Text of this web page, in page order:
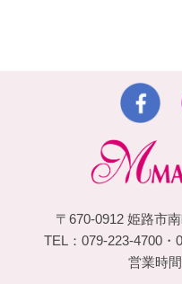
〒670-0912 姫路市
TEL：079-223-4700・
営業時